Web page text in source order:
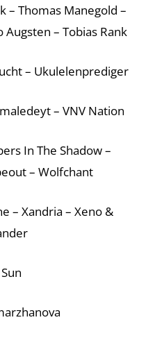
– Thomas Manegold –
– Tobias Rank
– Ukulelenprediger
– VNV Nation
In The Shadow –
– Wolfchant
– Xandria – Xeno &